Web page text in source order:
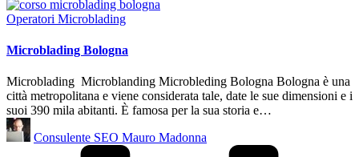
Posted
Operatori Microblading
Microblading Bologna
Microblading Microblanding Microbleding Bologna Bologna è una
città metropolitana e viene considerata tale, date le sue dimensioni e i
suoi 390 mila abitanti. È famosa per la sua storia e…
Posted
by
Consulente SEO Mauro Madonna